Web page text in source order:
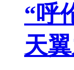
“呼
天